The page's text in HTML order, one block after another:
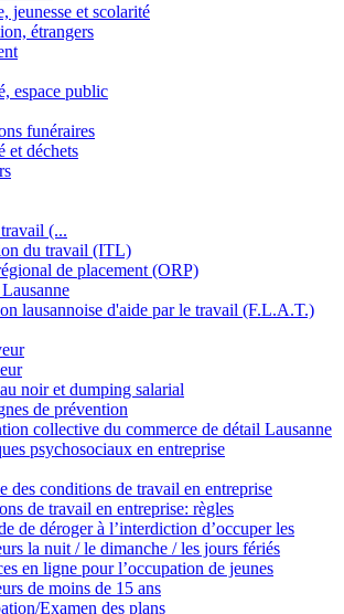
jeunesse et scolarité
étrangers
espace public
funéraires
et déchets
(...
du travail (ITL)
de placement (ORP)
lausannoise d'aide par le travail (F.L.A.T.)
noir et dumping salarial
de prévention
collective du commerce de détail Lausanne
psychosociaux en entreprise
des conditions de travail en entreprise
de travail en entreprise: règles
de déroger à l’interdiction d’occuper les
la nuit / le dimanche / les jours fériés
en ligne pour l’occupation de jeunes
de moins de 15 ans
Examen des plans